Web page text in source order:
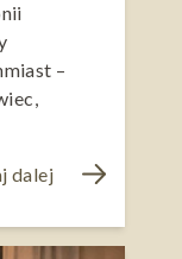
–
dalej